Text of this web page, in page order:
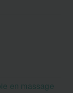
en massage